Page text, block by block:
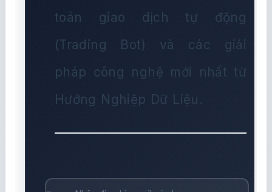
toán giao dịch tự động
(Trading Bot) và các giải
pháp công nghệ mới nhất từ
Hướng Nghiệp Dữ Liệu.